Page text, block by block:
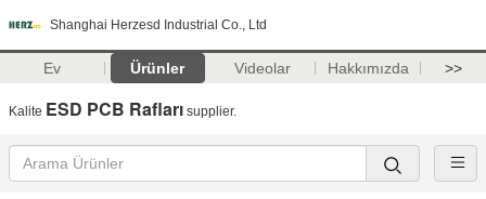
Shanghai Herzesd Industrial Co., Ltd
Ev Ürünler Videolar Hakkımızda >>
Kalite ESD PCB Rafları supplier.